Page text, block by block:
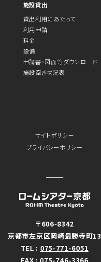
施設貸出
貸出利用にあたって
利用申請
料金
設備
申請書・図面等ダウンロード
施設空き状況表
サイトポリシー
プライバシーポリシー
〒606-8342
京都市左京区岡崎最勝寺町13
TEL : 075-771-6051
FAX : 075-746-3366